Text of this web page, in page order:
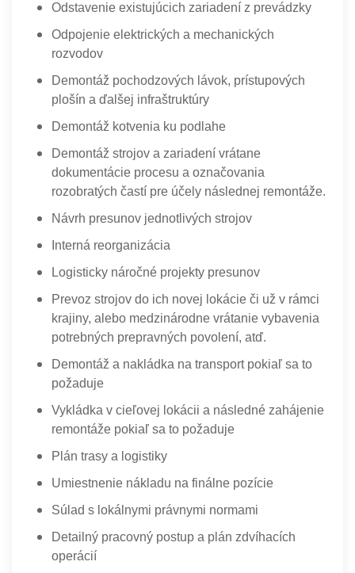
Odstavenie existujúcich zariadení z prevádzky
Odpojenie elektrických a mechanických
rozvodov
Demontáž pochodzových lávok, prístupových
plošín a ďalšej infraštruktúry
Demontáž kotvenia ku podlahe
Demontáž strojov a zariadení vrátane
dokumentácie procesu a označovania
rozobratých častí pre účely následnej remontáže.
Návrh presunov jednotlivých strojov
Interná reorganizácia
Logisticky náročné projekty presunov
Prevoz strojov do ich novej lokácie či už v rámci
krajiny, alebo medzinárodne vrátanie vybavenia
potrebných prepravných povolení, atď.
Demontáž a nakládka na transport pokiaľ sa to
požaduje
Vykládka v cieľovej lokácii a následné zahájenie
remontáže pokiaľ sa to požaduje
Plán trasy a logistiky
Umiestnenie nákladu na finálne pozície
Súlad s lokálnymi právnymi normami
Detailný pracovný postup a plán zdvíhacích
operácií